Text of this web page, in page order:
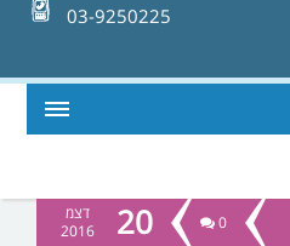
03-9250225
20
דצמ
2016
0